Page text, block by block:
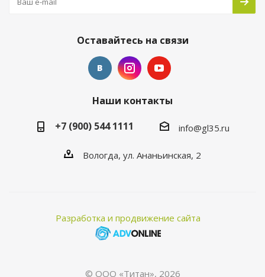
Оставайтесь на связи
Наши контакты
+7 (900) 544 1111
info@gl35.ru
Вологда, ул. Ананьинская, 2
Разработка и продвижение сайта
© ООО «Титан», 2026